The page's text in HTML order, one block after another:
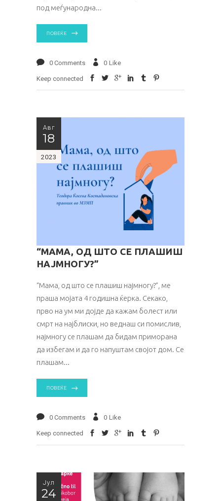
под меѓународна
ПОВЕЌЕ
0 Comments 0 Like
Keep connected
Авг
18
2023
“МАМA, ОД ШТО СЕ ПЛАШИШ
НАЈМНОГУ?”
“Мамa, од што се плашиш најмногу?”, ме
праша мојатa 4 годишна ќерка. Секако,
прво на ум ми дојде да кажам болест или
смрт на најблиски, но веднаш си помислив,
најмногу се плашам да бидам приморана
да избегам и да го напуштам својот дом. Се
плашам
ПОВЕЌЕ
0 Comments 0 Like
Keep connected
Јул
24